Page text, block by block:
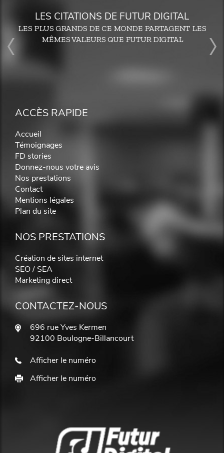
LES CITATIONS DE FUTUR DIGITAL
LES PLUS GRANDS DE CE MONDE PARTAGENT LES
MÊMES VALEURS QUE FUTUR DIGITAL
ACCÈS RAPIDE
Accueil
Témoignages
FD stories
Donnez-nous votre avis
Nos prestations
Contact
Mentions légales
Plan du site
NOS PRESTATIONS
Création de sites internet
SEO / SEA
Marketing direct
CONTACTEZ-NOUS
696 rue Yves Kermen
92100 Boulogne-Billancourt
Afficher le numéro
Afficher le numéro